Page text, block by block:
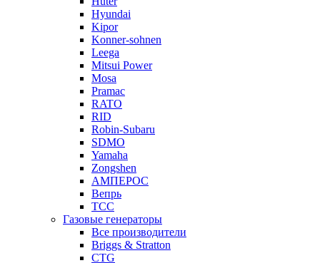
Hyundai
Kipor
Konner-sohnen
Leega
Mitsui Power
Mosa
Pramac
RATO
RID
Robin-Subaru
SDMO
Yamaha
Zongshen
АМПЕРОС
Вепрь
ТСС
Газовые генераторы
Все производители
Briggs & Stratton
CTG